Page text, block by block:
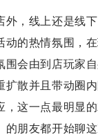
外，线上还是线
动的热情氛围，
围会由到店玩家
扩散并且带动圈内
，这一点最明显
的朋友都开始聊